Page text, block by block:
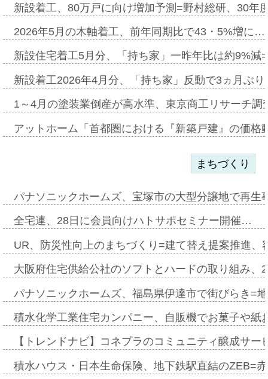
新設着工、80万戸に向け増加予測=野村総研、30年
2026年5月の木軸着工、前年同期比で43・5%増に…
新設住宅着工5月分、「持ち家」一昨年比は約9%
新設着工2026年4月分、「持ち家」反動で3ヵ月ぶ
1～4月の塗装業倒産が高水準、東京商工リサーチ
アットホーム「首都圏における『新築戸建』の価
まちづくり
パナソニックホームズ、宝塚市の大型分譲地で再
全宅連、28日に会員向けハトサポセミナー開催…
UR、防災性向上のまちづくり=建て替え提案推進
大阪府住宅供給公社のソフトとハードの取り組み
パナソニックホームズ、福島県伊達市で街びらき=
積水化学工業住宅カンパニー、自販機でお菓子や
【トレンドナビ】コネプラのコミュニティ醸成サ
積水ハウス・日本生命保険、地下鉄駅直結のZEB=